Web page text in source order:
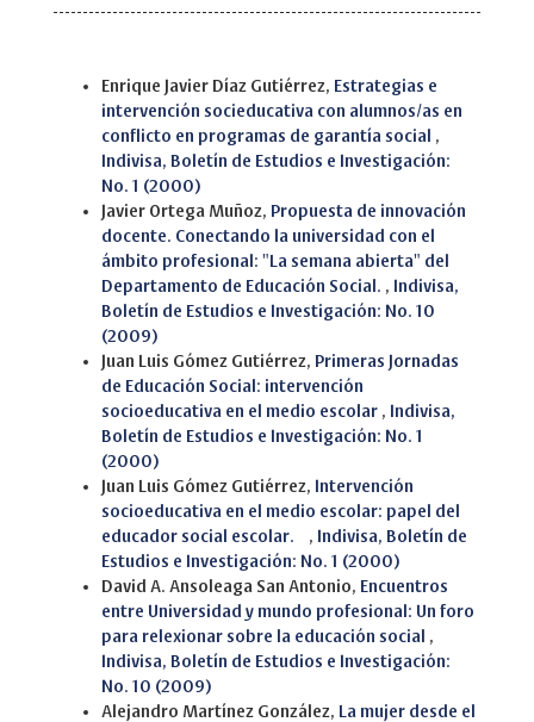
Enrique Javier Díaz Gutiérrez, Estrategias e
intervención socieducativa con alumnos/as en
conflicto en programas de garantía social ,
Indivisa, Boletín de Estudios e Investigación:
No. 1 (2000)
Javier Ortega Muñoz, Propuesta de innovación
docente. Conectando la universidad con el
ámbito profesional: "La semana abierta" del
Departamento de Educación Social. , Indivisa,
Boletín de Estudios e Investigación: No. 10
(2009)
Juan Luis Gómez Gutiérrez, Primeras Jornadas
de Educación Social: intervención
socioeducativa en el medio escolar , Indivisa,
Boletín de Estudios e Investigación: No. 1
(2000)
Juan Luis Gómez Gutiérrez, Intervención
socioeducativa en el medio escolar: papel del
educador social escolar. , Indivisa, Boletín de
Estudios e Investigación: No. 1 (2000)
David A. Ansoleaga San Antonio, Encuentros
entre Universidad y mundo profesional: Un foro
para relexionar sobre la educación social ,
Indivisa, Boletín de Estudios e Investigación:
No. 10 (2009)
Alejandro Martínez González, La mujer desde el